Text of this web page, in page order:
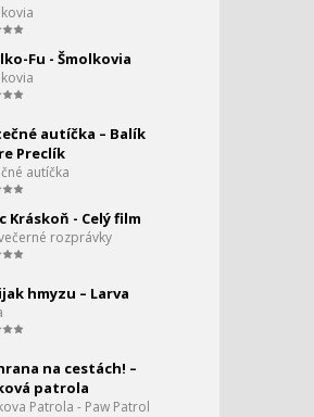
Fu - Šmolkovia
autíčka – Balík
Preclík
autíčka
Kráskoň - Celý film
rozprávky
hmyzu – Larva
na cestách! –
patrola
Patrola - Paw Patrol